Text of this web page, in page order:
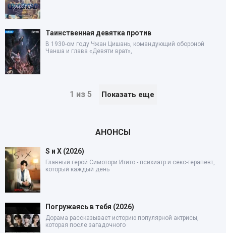
Таинственная девятка против
В 1930-ом году Чжан Цишань, командующий обороной
Чанша и глава «Девяти врат»,
1 из 5 Показать еще
АНОНСЫ
S и X (2026)
Главный герой Симотори Итито - психиатр и секс-терапевт,
который каждый день
Погружаясь в тебя (2026)
Дорама рассказывает историю популярной актрисы,
которая после загадочного